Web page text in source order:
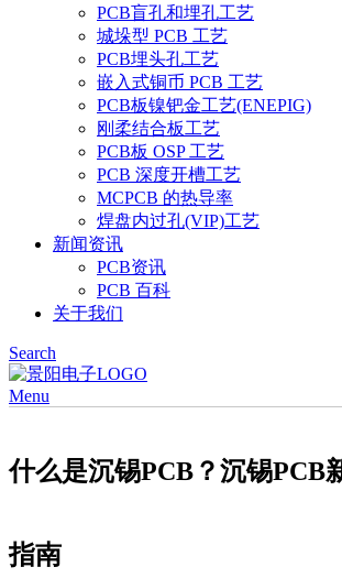
PCB盲孔和埋孔工艺
城垛型 PCB 工艺
PCB埋头孔工艺
嵌入式铜币 PCB 工艺
PCB板镍钯金工艺(ENEPIG)
刚柔结合板工艺
PCB板 OSP 工艺
PCB 深度开槽工艺
MCPCB 的热导率
焊盘内过孔(VIP)工艺
新闻资讯
PCB资讯
PCB 百科
关于我们
Search
Menu
什么是沉锡PCB？沉锡PCB
指南